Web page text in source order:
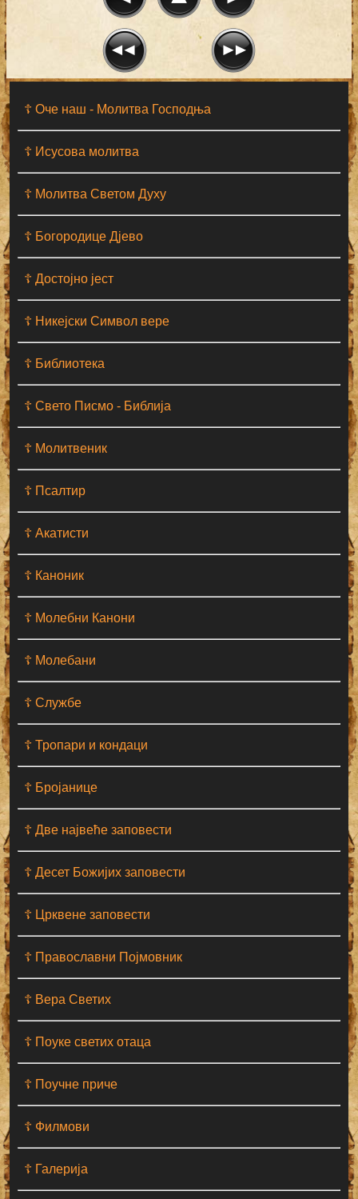
☦ Оче наш - Moлитва Господња
☦ Исусова молитва
☦ Молитва Светом Духу
☦ Богородице Дјево
☦ Достојно јест
☦ Никејски Символ вере
☦ Библиотека
☦ Свето Писмо - Библија
☦ Молитвеник
☦ Псалтир
☦ Акатисти
☦ Каноник
☦ Молебни Канони
☦ Молебани
☦ Службе
☦ Тропари и кондаци
☦ Бројанице
☦ Две највеће заповести
☦ Десет Божијих заповести
☦ Црквене заповести
☦ Православни Појмовник
☦ Вера Светих
☦ Поуке светих отаца
☦ Поучне приче
☦ Филмови
☦ Галерија